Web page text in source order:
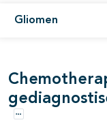
Gliomenopen- en
open- en
open- en
Opties